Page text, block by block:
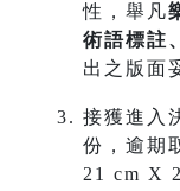
性，舉凡
術語標註
出之版面
接獲進入
份，逾期
21 cm X